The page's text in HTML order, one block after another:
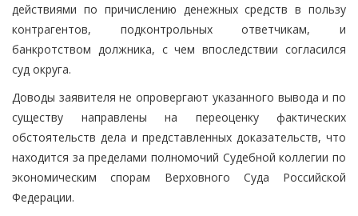
действиями по причислению денежных средств в пользу
контрагентов, подконтрольных ответчикам, и
банкротством должника, с чем впоследствии согласился
суд округа.
Доводы заявителя не опровергают указанного вывода и по
существу направлены на переоценку фактических
обстоятельств дела и представленных доказательств, что
находится за пределами полномочий Судебной коллегии по
экономическим спорам Верховного Суда Российской
Федерации.